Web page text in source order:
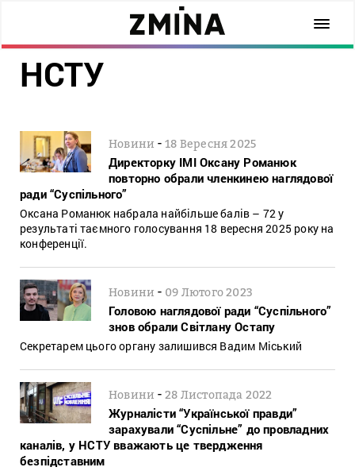
НСТУ
Новини -18 Вересня 2025
Директорку ІМІ Оксану Романюк
повторно обрали членкинею наглядової
ради “Суспільного”
Оксана Романюк набрала найбільше балів – 72 у
результаті таємного голосування 18 вересня 2025 року на
конференції.
Новини - 09 Лютого 2023
Головою наглядової ради “Суспільного”
знов обрали Світлану Остапу
Секретарем цього органу залишився Вадим Міський
Новини -28 Листопада 2022
Журналісти “Української правди”
зарахували “Суспільне” до провладних
каналів, у НСТУ вважають це твердження
безпідставним